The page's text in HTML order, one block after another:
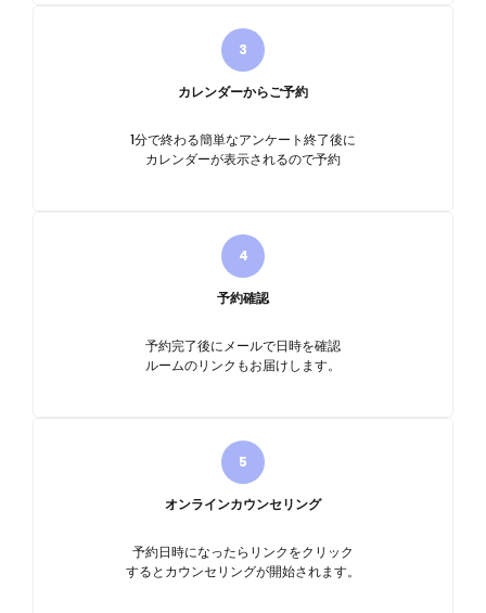
カレンダーからご予約
1分で終わる簡単なアンケート終了後に
カレンダーが表示されるので予約
予約確認
予約完了後にメールで日時を確認
ルームのリンクもお届けします。
オンラインカウンセリング
予約日時になったらリンクをクリック
するとカウンセリングが開始されます。